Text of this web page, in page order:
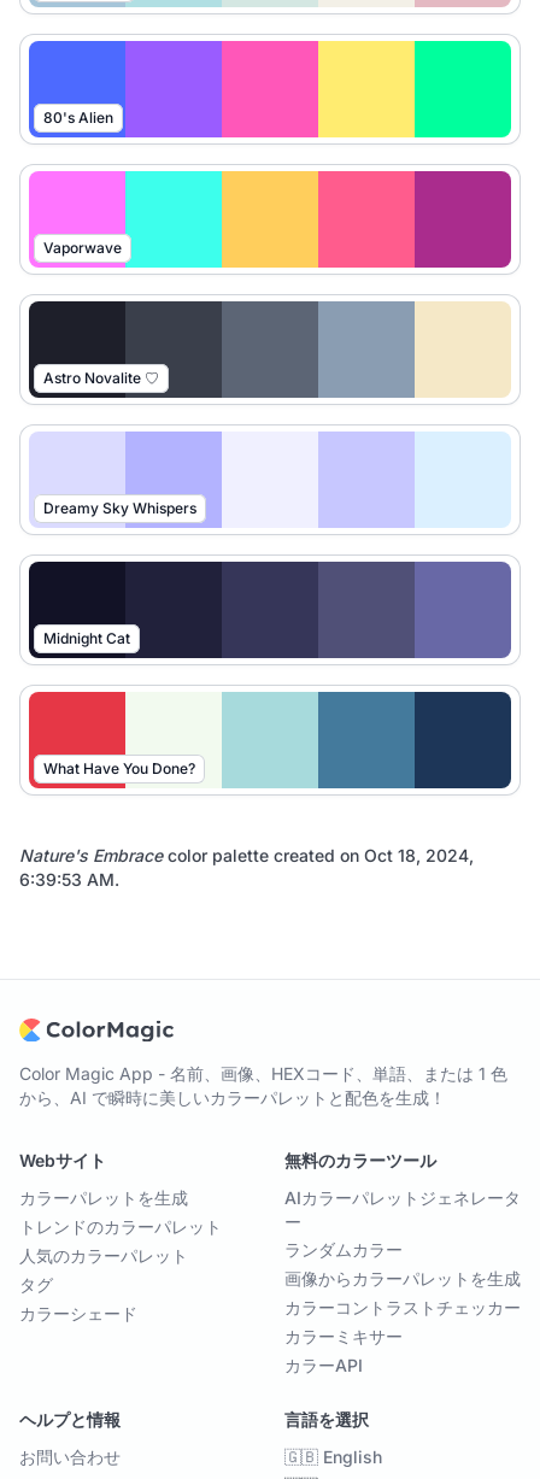
80's Alien
Vaporwave
Astro Novalite ♡
Dreamy Sky Whispers
Midnight Cat
What Have You Done?
Nature's Embracecolor palette created on Oct 18, 2024,
6:39:53 AM.
Color Magic App - 名前、画像、HEXコード、単語、または 1 色
から、AI で瞬時に美しいカラーパレットと配色を生成！
Webサイト
カラーパレットを生成
トレンドのカラーパレット
人気のカラーパレット
タグ
カラーシェード
無料のカラーツール
AIカラーパレットジェネレータ
ー
ランダムカラー
画像からカラーパレットを生成
カラーコントラストチェッカー
カラーミキサー
カラーAPI
ヘルプと情報
お問い合わせ
言語を選択
🇬🇧 English